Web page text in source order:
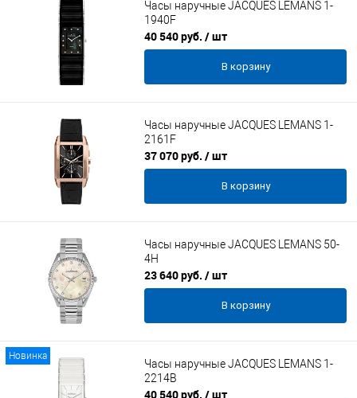
Часы наручные JACQUES LEMANS 1-
1940F
40 540 руб. / шт
В корзину
Часы наручные JACQUES LEMANS 1-
2161F
37 070 руб. / шт
В корзину
Часы наручные JACQUES LEMANS 50-
4H
23 640 руб. / шт
В корзину
Новинка
Часы наручные JACQUES LEMANS 1-
2214B
40 540 руб. / шт